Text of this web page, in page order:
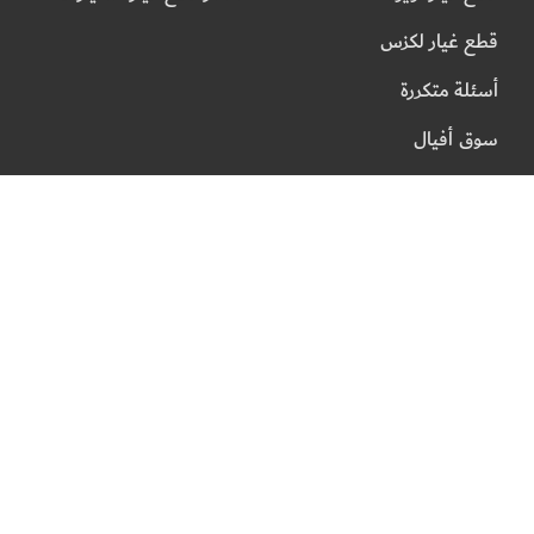
قطع غيار لكزس
أسئلة متكررة
سوق أفيال